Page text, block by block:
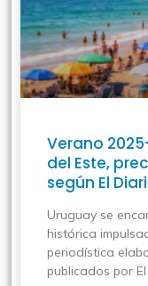
Verano
del Este,
según El
Uruguay se
histórica
periodística
publicados por